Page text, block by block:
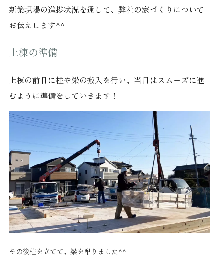
新築現場の進捗状況を通して、弊社の家づくりについて
お伝えします^^
上棟の準備
上棟の前日に柱や梁の搬入を行い、当日はスムーズに進
むように準備をしていきます！
その後柱を立てて、梁を配りました^^